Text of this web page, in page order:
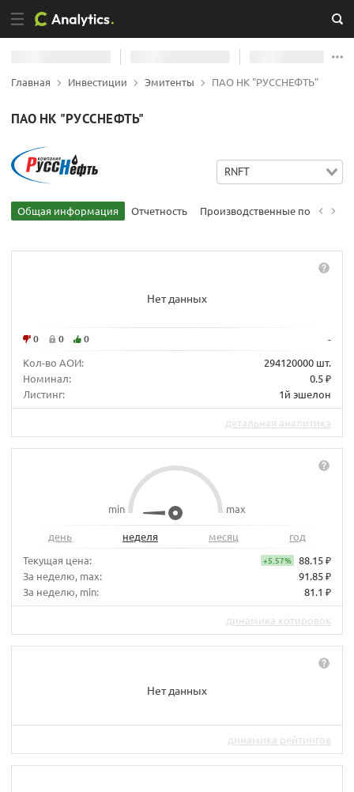
Главная Инвестиции Эмитенты ПАО НК "РУССНЕФТЬ"
ПАО НК "РУССНЕФТЬ"
RNFT
Общая информация Отчетность Производственные показатели
Нет данных
0 0 0
-
Кол-во АОИ:
294120000 шт.
Номинал:
0.5 ₽
Листинг:
1й эшелон
детальная аналитика
min max
день неделя месяц
год
Текущая цена:
+5.57% 88.15 ₽
За неделю, max:
91.85 ₽
За неделю, min:
81.1 ₽
динамика котировок
Нет данных
динамика рейтингов